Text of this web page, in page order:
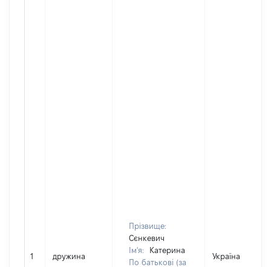
1 дружина
Прізвище:
Сєнкевич
Ім'я:
Катерина
По батькові (за
Україна